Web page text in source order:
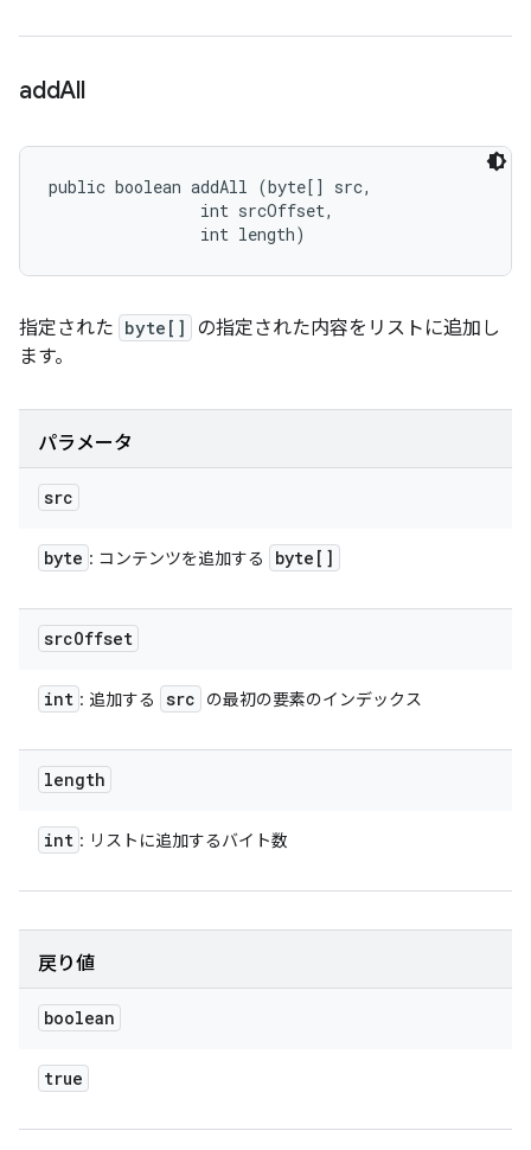
addAll
public boolean addAll (byte[] src,
                int srcOffset,
                int length)
指定された byte[]
の指定された内容をリストに追加し
ます。
パラメータ
src
byte : コンテンツを追加する byte[]
srcOffset
int : 追加する src の最初の要素のインデックス
length
int : リストに追加するバイト数
戻り値
boolean
true